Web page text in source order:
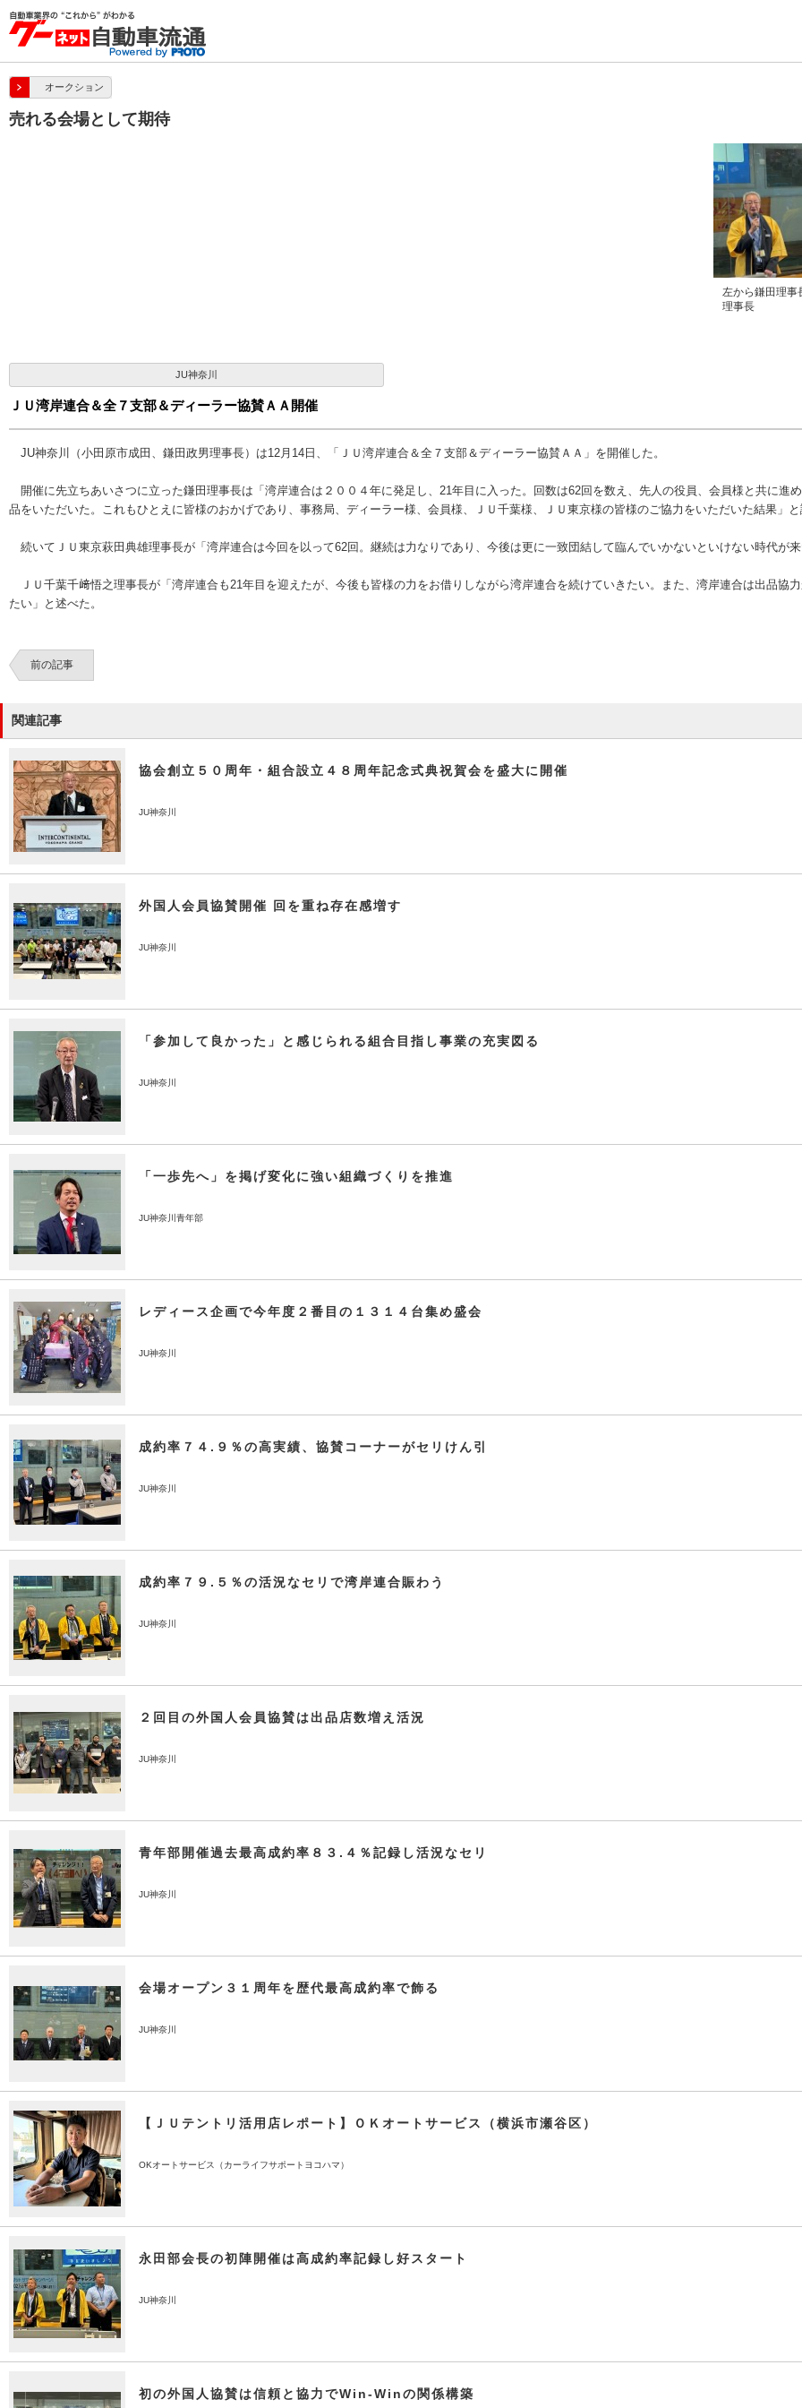
オークション
売れる会場として期待
左から鎌田理事
理事長
JU神奈川
ＪＵ湾岸連合＆全７支部＆ディーラー協賛ＡＡ開催
JU神奈川（小田原市成田、鎌田政男理事長）は12月14日、「ＪＵ湾岸連合＆全７支部＆ディーラー協賛ＡＡ」を開催した。
開催に先立ちあいさつに立った鎌田理事長は「湾岸連合は２００４年に発足し、21年目に入った。回数は62回を数え、先人の役員、会員様と共に進
品をいただいた。これもひとえに皆様のおかげであり、事務局、ディーラー様、会員様、ＪＵ千葉様、ＪＵ東京様の皆様のご協力をいただいた結果」と
続いてＪＵ東京萩田典雄理事長が「湾岸連合は今回を以って62回。継続は力なりであり、今後は更に一致団結して臨んでいかないといけない時代が来
ＪＵ千葉千﨑悟之理事長が「湾岸連合も21年目を迎えたが、今後も皆様の力をお借りしながら湾岸連合を続けていきたい。また、湾岸連合は出品協
たい」と述べた。
前の記事
関連記事
協会創立５０周年・組合設立４８周年記念式典祝賀会を盛大に開催
JU神奈川
外国人会員協賛開催 回を重ね存在感増す
JU神奈川
「参加して良かった」と感じられる組合目指し事業の充実図る
JU神奈川
「一歩先へ」を掲げ変化に強い組織づくりを推進
JU神奈川青年部
レディース企画で今年度２番目の１３１４台集め盛会
JU神奈川
成約率７４.９％の高実績、協賛コーナーがセリけん引
JU神奈川
成約率７９.５％の活況なセリで湾岸連合賑わう
JU神奈川
２回目の外国人会員協賛は出品店数増え活況
JU神奈川
青年部開催過去最高成約率８３.４％記録し活況なセリ
JU神奈川
会場オープン３１周年を歴代最高成約率で飾る
JU神奈川
【ＪＵテントリ活用店レポート】ＯＫオートサービス（横浜市瀬谷区）
OKオートサービス（カーライフサポートヨコハマ）
永田部会長の初陣開催は高成約率記録し好スタート
JU神奈川
初の外国人協賛は信頼と協力でWin-Winの関係構築